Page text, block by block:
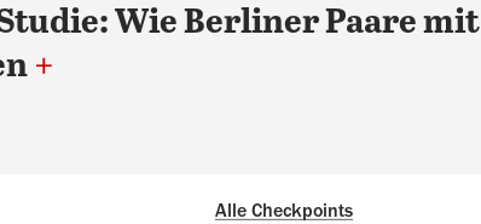
Wie Berliner Paare mit
+
Alle Checkpoints